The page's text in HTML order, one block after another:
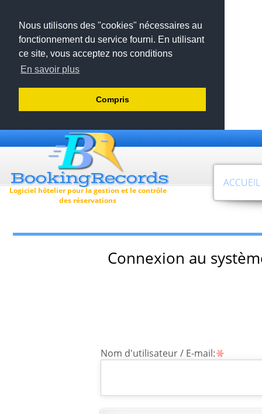
Nous utilisons des "cookies" nécessaires au
fonctionnement du service fourni. En utilisant
ce site, vous acceptez nos conditions
En savoir plus
Compris
Logiciel hôtelier pour la gestion et le contrôle
des réservations
ACCUEIL
Connexion au
Nom d'utilisateur / E-mail: